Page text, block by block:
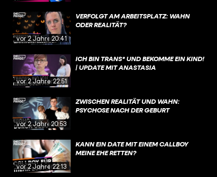
vor 2 Jahren20:41
VERFOLGT AM ARBEITSPLATZ: WAHN
ODER REALITÄT?
vor 2 Jahren22:51
ICH BIN TRANS* UND BEKOMME EIN KIND!
| UPDATE MIT ANASTASIA
vor 2 Jahren20:53
ZWISCHEN REALITÄT UND WAHN:
PSYCHOSE NACH DER GEBURT
vor 2 Jahren22:13
KANN EIN DATE MIT EINEM CALLBOY
MEINE EHE RETTEN?